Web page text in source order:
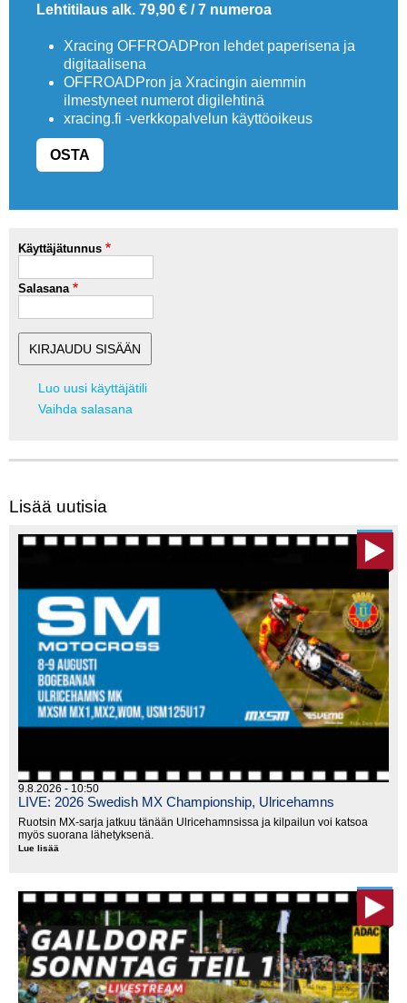
Lehtitilaus alk. 79,90 € / 7 numeroa
Xracing OFFROADPron lehdet paperisena ja
digitaalisena
OFFROADPron ja Xracingin aiemmin
ilmestyneet numerot digilehtinä
xracing.fi -verkkopalvelun käyttöoikeus
OSTA
Käyttäjätunnus
Salasana
Luo uusi käyttäjätili
Vaihda salasana
Lisää uutisia
9.8.2026 - 10:50
LIVE: 2026 Swedish MX Championship, Ulricehamns
Ruotsin MX-sarja jatkuu tänään Ulricehamnsissa ja kilpailun voi katsoa
myös suorana lähetyksenä.
Lue lisää
Ulricehamns